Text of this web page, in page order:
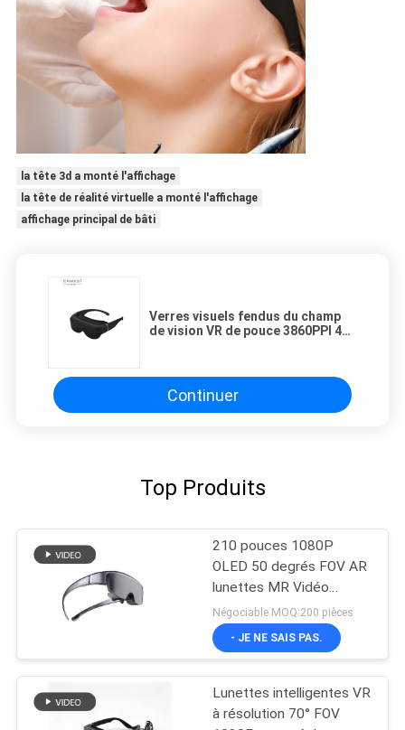
la tête 3d a monté l'affichage
la tête de réalité virtuelle a monté l'affichage
affichage principal de bâti
Verres visuels fendus du champ
de vision VR de pouce 3860PPI 40°
Continuer
Top Produits
210 pouces 1080P
OLED 50 degrés FOV AR
lunettes MR Vidéo
lunettes avec USB-C
Négociable MOQ:200 pièces
- JE NE SAIS PAS.
Lunettes intelligentes VR
à résolution 70° FOV